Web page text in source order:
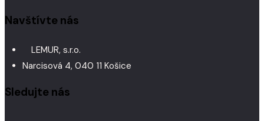
Navštívte nás
LEMUR, s.r.o.
Narcisová 4, 040 11 Košice
Sledujte nás